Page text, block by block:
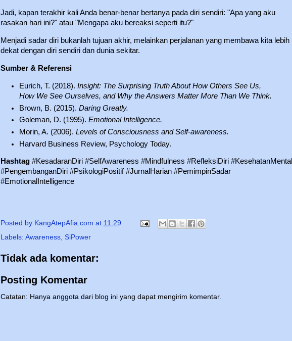
Jadi, kapan terakhir kali Anda benar-benar bertanya pada diri sendiri: "Apa yang aku
rasakan hari ini?" atau "Mengapa aku bereaksi seperti itu?"
Menjadi sadar diri bukanlah tujuan akhir, melainkan perjalanan yang membawa kita lebih
dekat dengan diri sendiri dan dunia sekitar.
Sumber & Referensi
Eurich, T. (2018).Insight: The Surprising Truth About How Others See Us,
How We See Ourselves, and Why the Answers Matter More Than We Think.
Brown, B. (2015).Daring Greatly.
Goleman, D. (1995).Emotional Intelligence.
Morin, A. (2006).Levels of Consciousness and Self-awareness.
Harvard Business Review, Psychology Today.
Hashtag #KesadaranDiri #SelfAwareness #Mindfulness #RefleksiDiri #KesehatanMental
#PengembanganDiri #PsikologiPositif #JurnalHarian #PemimpinSadar
#EmotionalIntelligence
Posted by KangAtepAfia.com at 11:29
Labels: Awareness SiPower
Tidak ada komentar:
Posting Komentar
Catatan: Hanya anggota dari blog ini yang dapat mengirim komentar.